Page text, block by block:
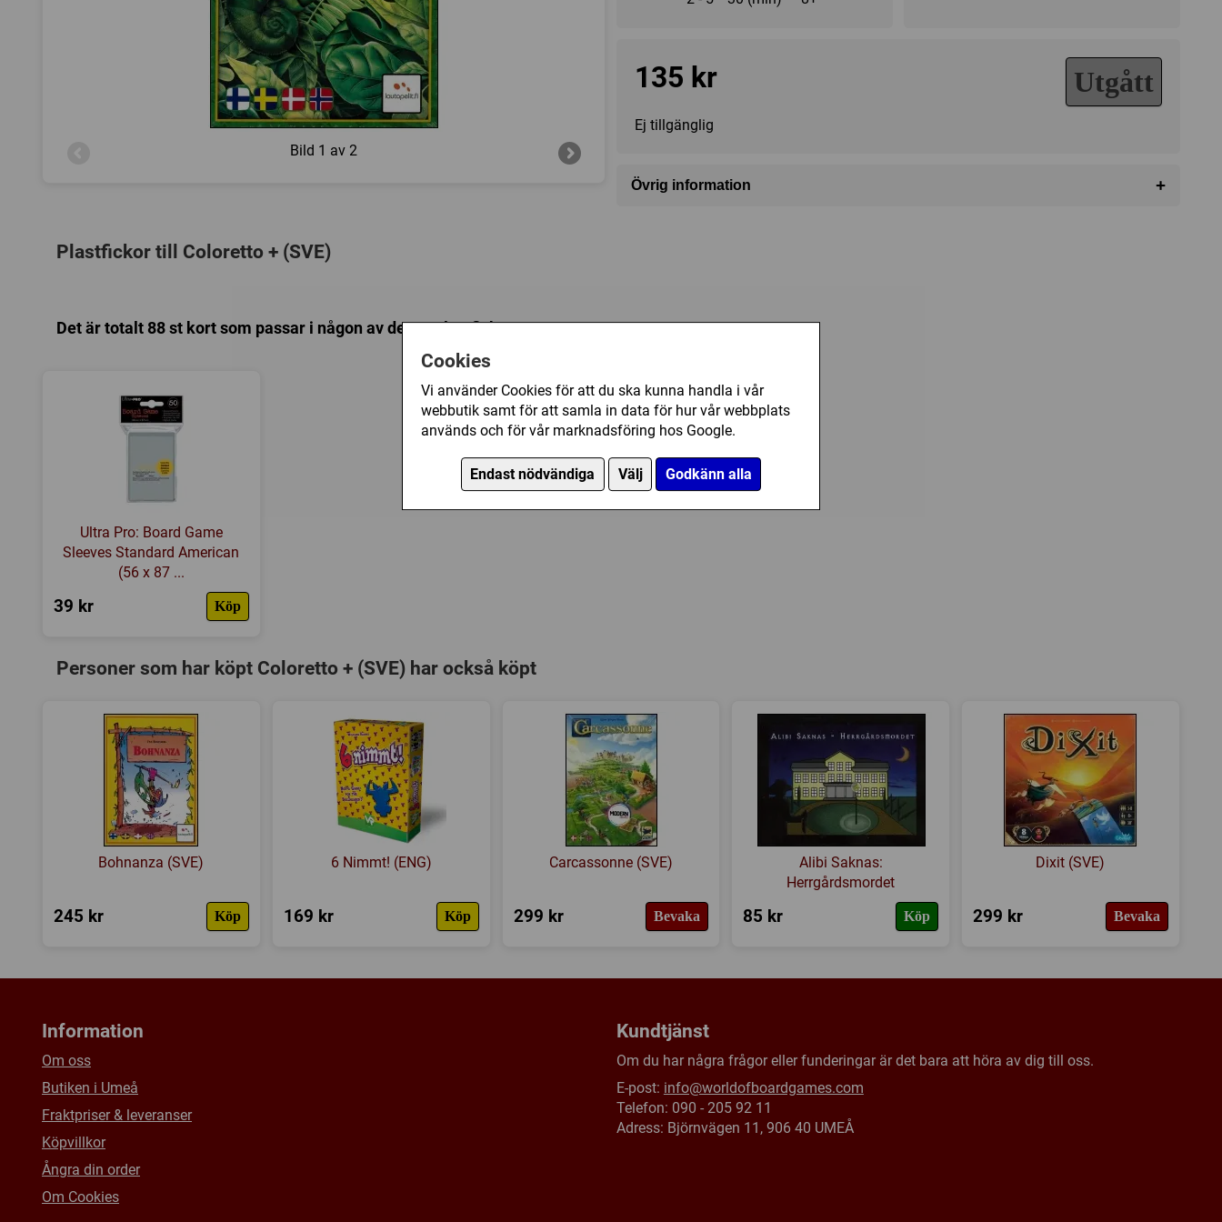
Cookies
Vi använder Cookies för att du ska kunna handla i vår
webbutik samt för att samla in data för hur vår webbplats
används och för vår marknadsföring hos Google.
Endast nödvändiga Välj Godkänn alla
Bild 1 av 2
135 kr Utgått
Ej tillgänglig
Övrig information +
Plastfickor till Coloretto + (SVE)
Det är totalt 88 st kort som passar i någon av dessa plastfickor
Ultra Pro: Board Game
Sleeves Standard American
(56 x 87 ...
39 kr Köp
Personer som har köpt Coloretto + (SVE) har också köpt
Bohnanza (SVE)
245 kr Köp
6 Nimmt! (ENG)
169 kr Köp
Carcassonne (SVE)
299 kr Bevaka
Alibi Saknas:
Herrgårdsmordet
85 kr Köp
Dixit (SVE)
299 kr Bevaka
Information
Om oss
Butiken i Umeå
Fraktpriser & leveranser
Köpvillkor
Ångra din order
Om Cookies
Kundtjänst
Om du har några frågor eller funderingar är det bara att höra av dig till oss.
E-post: info@worldofboardgames.com
Telefon: 090 - 205 92 11
Adress: Björnvägen 11, 906 40 UMEÅ